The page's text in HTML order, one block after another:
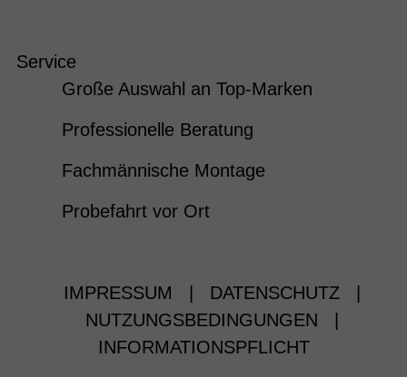
Service
Große Auswahl an Top-Marken
Professionelle Beratung
Fachmännische Montage
Probefahrt vor Ort
IMPRESSUM DATENSCHUTZ
NUTZUNGSBEDINGUNGEN
INFORMATIONSPFLICHT